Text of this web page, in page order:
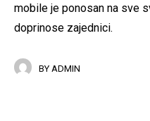
mobile je ponosan na sve
doprinose zajednici.
BY ADMIN